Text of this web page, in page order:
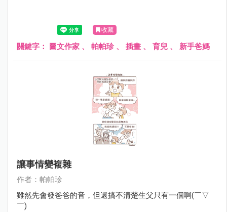
收藏
關鍵字： 圖文作家 、 帕帕珍、 插畫 、 育兒 、 新手爸媽
讓事情變複雜
作者：帕帕珍
雖然先會發爸爸的音，但還搞不清楚生父只有一個啊(￣▽
￣)